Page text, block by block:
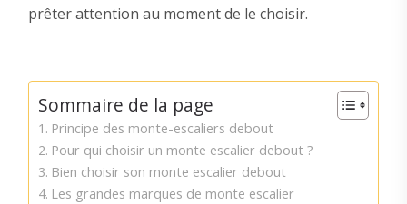
prêter attention au moment de le choisir.
Sommaire de la page
Principe des monte-escaliers debout
Pour qui choisir un monte escalier debout ?
Bien choisir son monte escalier debout
Les grandes marques de monte escalier